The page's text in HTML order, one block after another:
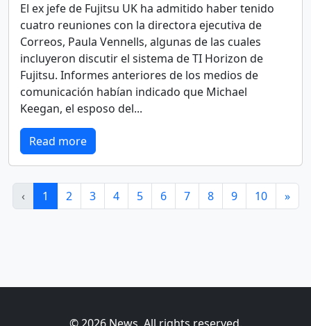
El ex jefe de Fujitsu UK ha admitido haber tenido
cuatro reuniones con la directora ejecutiva de
Correos, Paula Vennells, algunas de las cuales
incluyeron discutir el sistema de TI Horizon de
Fujitsu. Informes anteriores de los medios de
comunicación habían indicado que Michael
Keegan, el esposo del...
Read more
‹ 1 2 3 4 5 6 7 8 9 10 »